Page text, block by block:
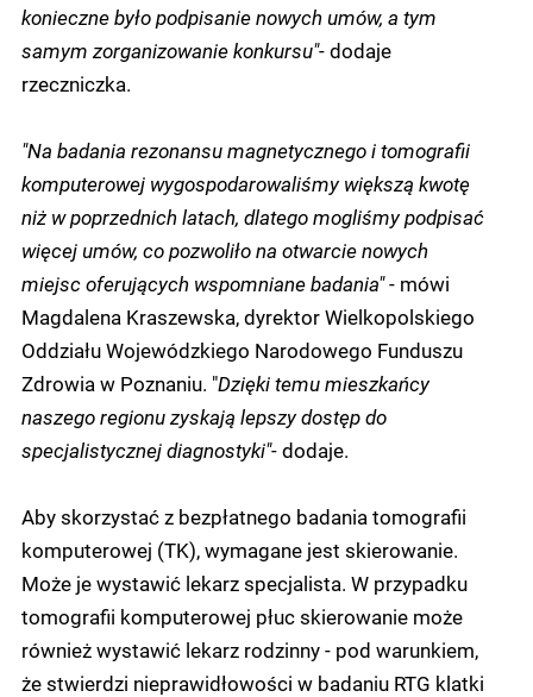
konieczne było podpisanie nowych umów, a tym
samym zorganizowanie konkursu"- dodaje
rzeczniczka.
"Na badania rezonansu magnetycznego i tomografii
komputerowej wygospodarowaliśmy większą kwotę
niż w poprzednich latach, dlatego mogliśmy podpisać
więcej umów, co pozwoliło na otwarcie nowych
miejsc oferujących wspomniane badania"- mówi
Magdalena Kraszewska, dyrektor Wielkopolskiego
Oddziału Wojewódzkiego Narodowego Funduszu
Zdrowia w Poznaniu. "Dzięki temu mieszkańcy
naszego regionu zyskają lepszy dostęp do
specjalistycznej diagnostyki"-dodaje.
Aby skorzystać z bezpłatnego badania tomografii
komputerowej (TK), wymagane jest skierowanie.
Może je wystawić lekarz specjalista. W przypadku
tomografii komputerowej płuc skierowanie może
również wystawić lekarz rodzinny - pod warunkiem,
że stwierdzi nieprawidłowości w badaniu RTG klatki